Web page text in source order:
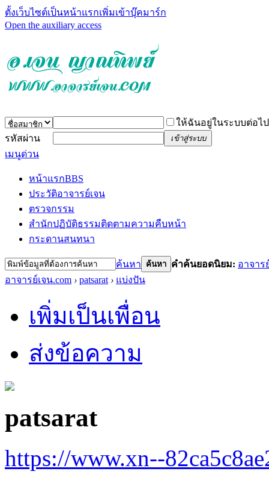
ตั้งเว็บไซต์เป็นหน้าแรกเพิ่มเข้าบุ๊คมาร์ก
Open the auxiliary access
ให้ฉันอยู่ในระบบต่อไป
รหัสผ่าน
เข้าสู่ระบบ
เมนูด่วน
หน้าแรกBBS
ประวัติอาจารย์เจน
ตรวจกรรม
สำนักปฏิบัติธรรมติดตามความคืบหน้า
กระดานสนทนา
ค้นหา ค้นหา คำค้นยอดนิยม: อาจาร
อาจารย์เจน.com › patsarat › แบ่งปัน
เพิ่มเป็นเพื่อน
ส่งข้อความ
patsarat
https://www.xn--